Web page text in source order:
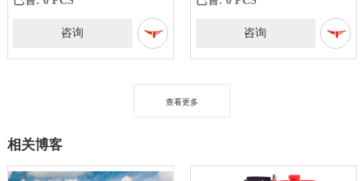
咨询 咨询
查看更多
相关博客